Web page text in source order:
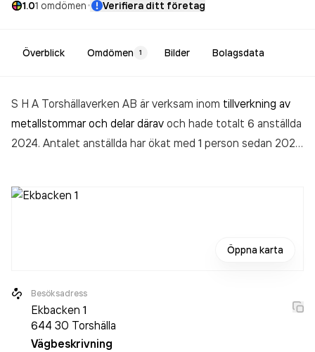
1.01 omdömen Verifiera ditt företag
Överblick Omdömen 1 Bilder Bolagsdata
S H A Torshällaverken AB är verksam inom tillverkning av
metallstommar och delar därav och hade totalt 6 anställda
2024. Antalet anställda har ökat med 1 person sedan 2023
Torshällaverken AB
Öppna karta
Besöksadress
Ekbacken 1
644 30 Torshälla
Vägbeskrivning